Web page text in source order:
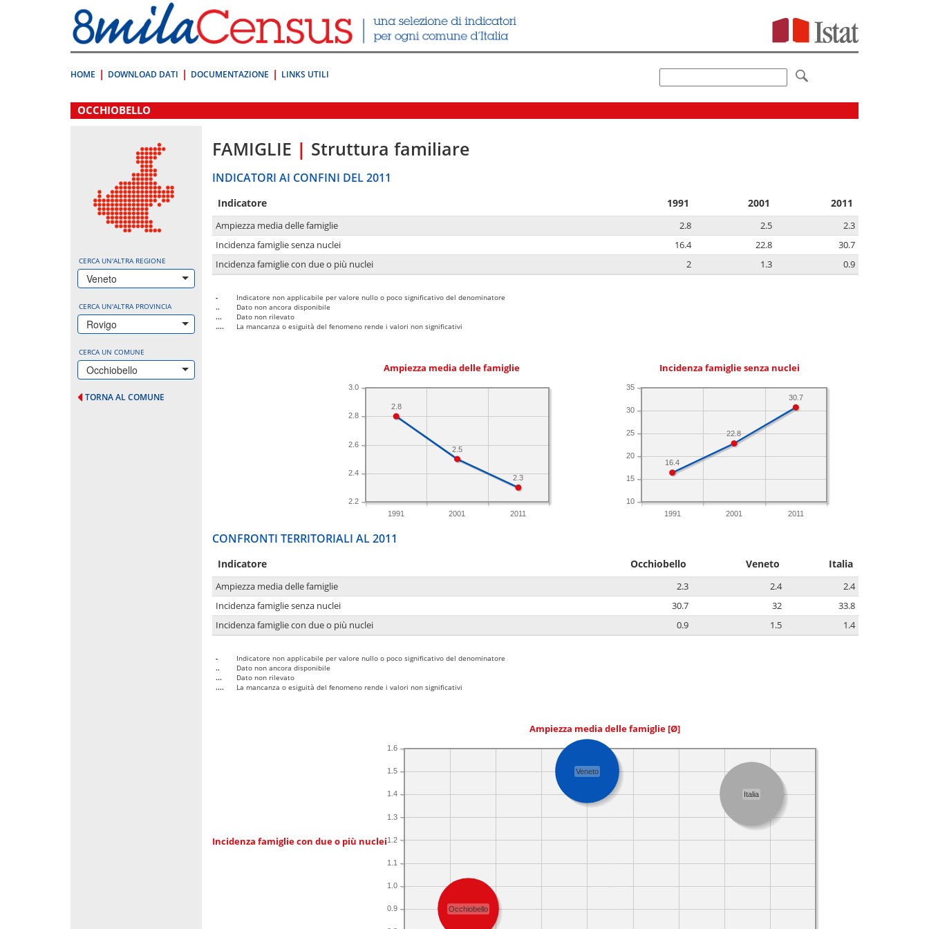
direttamente
a:
Contenuto
HOME DOWNLOAD DATI DOCUMENTAZIONE LINKS UTILI
.
OCCHIOBELLO
CERCA UN'ALTRA REGIONE
Veneto
CERCA UN'ALTRA PROVINCIA
Rovigo
CERCA UN COMUNE
Occhiobello
TORNA AL COMUNE
FAMIGLIE | Struttura familiare
INDICATORI AI CONFINI DEL 2011
Indicatore 1991 2001 2011
Ampiezza media delle famiglie 2.8 2.5
2.3
Incidenza famiglie senza nuclei
16.4 22.8
30.7
Incidenza famiglie con due o più nuclei
2 1.3 0.9
-
Indicatore non applicabile per valore nullo o poco significativo del denominatore
..
Dato non ancora disponibile
...
Dato non rilevato
....
La mancanza o esiguità del fenomeno rende i valori non significativi
Ampiezza media delle famiglie
1991 2001 2011
2.2
2.4
2.6
2.8
3.0
2.3
2.5
2.8
Incidenza famiglie senza nuclei
1991 2001 2011
10
15
20
25
30
35
30.7
22.8
16.4
CONFRONTI TERRITORIALI AL 2011
Indicatore Occhiobello Veneto Italia
Ampiezza media delle famiglie 2.3 2.4
2.4
Incidenza famiglie senza nuclei
30.7 32
33.8
Incidenza famiglie con due o più nuclei
0.9 1.5 1.4
-
Indicatore non applicabile per valore nullo o poco significativo del denominatore
..
Dato non ancora disponibile
...
Dato non rilevato
....
La mancanza o esiguità del fenomeno rende i valori non significativi
Ampiezza media delle famiglie [Ø]
Incidenza famiglie con due o più nuclei
0.9
1.0
1.1
1.2
1.3
1.4
1.5
1.6
Veneto
Italia
Occhiobello